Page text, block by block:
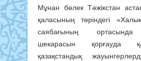
Мұнан бөлек Тәжікстан
қаласының төріндегі
саябағының ортасында
шекарасын қорғауда
қазақстандық